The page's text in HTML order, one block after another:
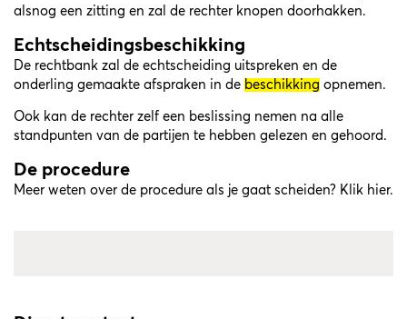
alsnog een zitting en zal de rechter knopen doorhakken.
Echtscheidingsbeschikking
De rechtbank zal de echtscheiding uitspreken en de
onderling gemaakte afspraken in de beschikking opnemen.
Ook kan de rechter zelf een beslissing nemen na alle
standpunten van de partijen te hebben gelezen en gehoord.
De procedure
Meer weten over de procedure als je gaat scheiden? Klik hier.